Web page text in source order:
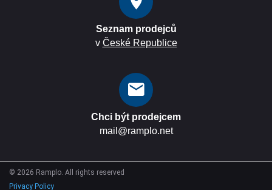
Seznam prodejců
v České Republice
Chci být prodejcem
mail@ramplo.net
© 2026 Ramplo. All rights reserved
Privacy Policy